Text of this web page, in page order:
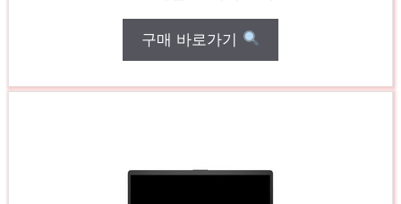
구매 바로가기